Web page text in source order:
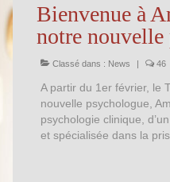
Bienvenue à
notre nouvelle
Classé dans : News | 46
A partir du 1er février, le
nouvelle psychologue,
psychologie clinique,
et spécialisée dans la